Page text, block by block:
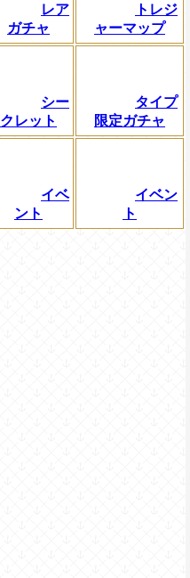
レア
ガチャ
トレジ
ャーマップ
シー
クレット
タイプ
限定ガチャ
イベ
ント
イベン
ト